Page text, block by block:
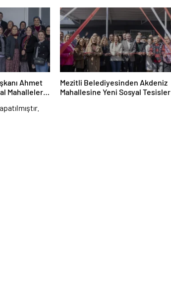
Ahmet
Mahalleleri
Mezitli Belediyesinden Akdeniz
Mahallesine Yeni Sosyal Tesisler